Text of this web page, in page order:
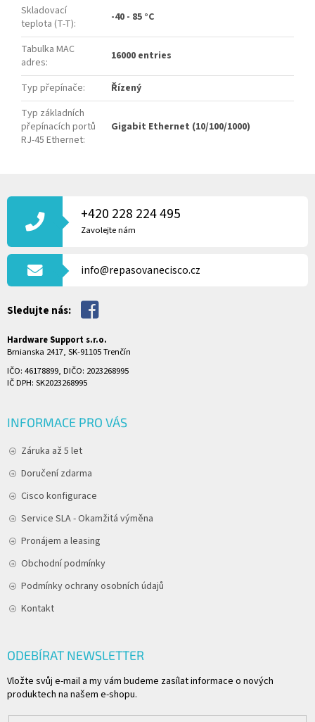
Skladovací
teplota (T-T): -40 - 85 °C
Tabulka MAC
adres: 16000 entries
Typ přepínače:
Řízený
Typ základních
přepínacích portů
RJ-45 Ethernet:
Gigabit Ethernet (10/100/1000)
Á
T
+420 228 224 495
Zavolejte nám
info@repasovanecisco.cz
Sledujte nás:
Hardware Support s.r.o.
Brnianska 2417, SK-91105 Trenčín
IČO: 46178899, DIČO: 2023268995
IČ DPH: SK2023268995
INFORMACE PRO VÁS
Záruka až 5 let
Doručení zdarma
Cisco konfigurace
Service SLA - Okamžitá výměna
Pronájem a leasing
Obchodní podmínky
Podmínky ochrany osobních údajů
Kontakt
ODEBÍRAT NEWSLETTER
Vložte svůj e-mail a my vám budeme zasílat informace o nových
produktech na našem e-shopu.